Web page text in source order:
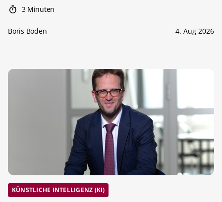
3 Minuten
Boris Boden 4. Aug 2026
KÜNSTLICHE INTELLIGENZ (KI)